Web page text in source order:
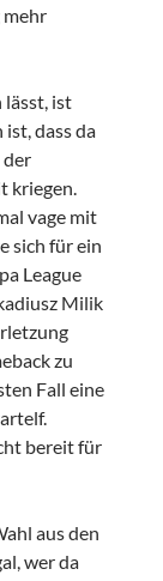
mehr
lässt, ist
dass da
der
kriegen.
vage mit
sich für ein
League
Milik
zu
Fall eine
bereit für
aus den
wer da